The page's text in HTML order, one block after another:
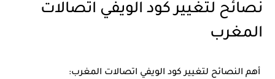
نصائح لتغيير كود الويفي اتصالات
المغرب
أهم النصائح لتغيير كود الويفي اتصالات المغرب: